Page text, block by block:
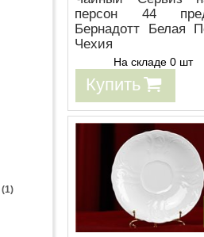
(1)
персон 44
Бернадотт Белая
Чехия
На складе 0 шт
Купить